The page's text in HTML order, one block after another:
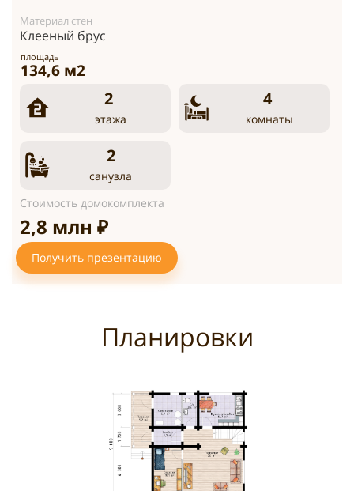
Материал стен
Клееный брус
площадь
134,6 м2
2
этажа
2
санузла
4
комнаты
Стоимость домокомплекта
2,8 млн ₽
Получить презентацию
Планировки